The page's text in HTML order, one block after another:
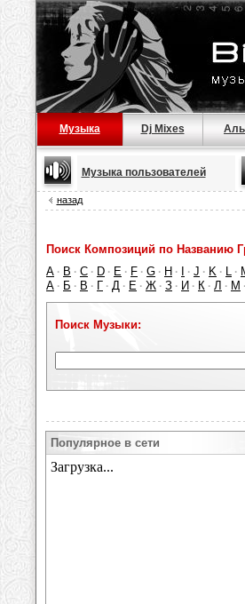
Музыка Dj Mixes
Музыка пользователей
назад
Поиск Композиций по Названию
A · B · C · D · E · F · G · H · · J · K · L ·
А · Б · В · Г · Д · Е · Ж · З · И · К · Л · М ·
Поиск Музыки:
Популярное в сети